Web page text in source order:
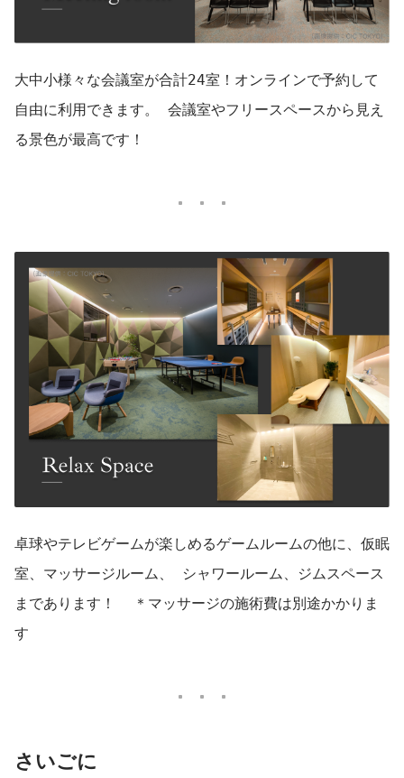
大中小様々な会議室が合計24室！オンラインで予約して
自由に利用できます。 会議室やフリースペースから見え
る景色が最高です！
卓球やテレビゲームが楽しめるゲームルームの他に、仮眠
室、マッサージルーム、 シャワールーム、ジムスペース
まであります！  ＊マッサージの施術費は別途かかりま
す
さいごに